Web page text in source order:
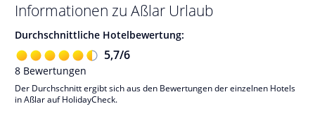
Informationen zu Aßlar Urlaub
Durchschnittliche Hotelbewertung:
5,7/6
8 Bewertungen
Der Durchschnitt ergibt sich aus den Bewertungen der einzelnen Hotels
in Aßlar auf HolidayCheck.